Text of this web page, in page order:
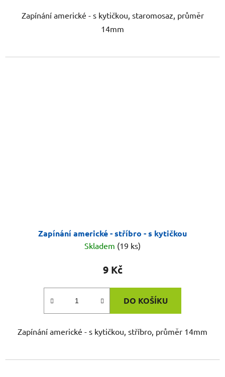
Zapínání americké - s kytičkou, staromosaz, průměr
14mm
Zapínání americké - stříbro - s kytičkou
Skladem (19 ks)
9 Kč
DO KOŠÍKU
Zapínání americké - s kytičkou, stříbro, průměr 14mm